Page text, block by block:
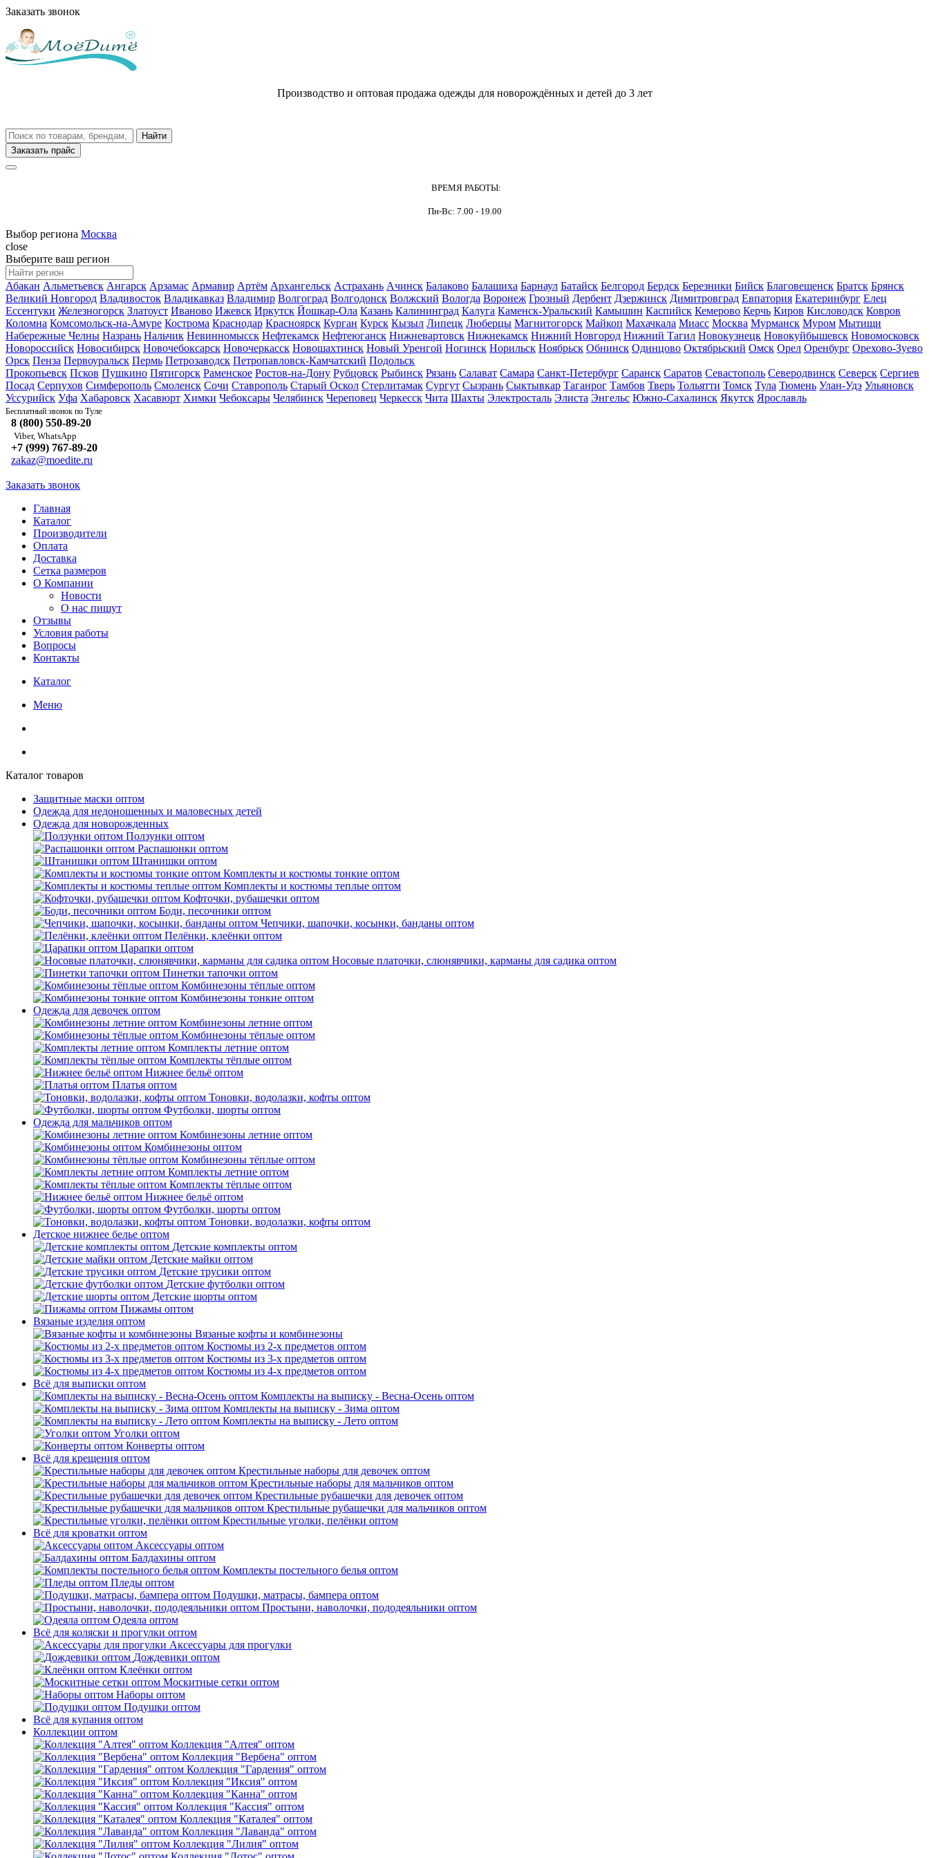
Заказать звонок
Производство и оптовая продажа одежды для новорождённых и детей до 3 лет
Заказать прайс
ВРЕМЯ РАБОТЫ:
Пн-Вс: 7.00 - 19.00
Выбор региона Москва
close
Выберите ваш регион
Абакан Альметьевск Ангарск Арзамас Армавир Артём Архангельск Астрахань Ачинск Балаково Балашиха Барнаул Батайск Белгород Бердск Березники Бийск Благовещенск Братск Брянск
Великий Новгород Владивосток Владикавказ Владимир Волгоград Волгодонск Волжский Вологда Воронеж Грозный Дербент Дзержинск Димитровград Евпатория Екатеринбург Елец
Ессентуки Железногорск Златоуст Иваново Ижевск Иркутск Йошкар-Ола Казань Калининград Калуга Каменск-Уральский Камышин Каспийск Кемерово Керчь Киров Кисловодск Ковров
Коломна Комсомольск-на-Амуре Кострома Краснодар Красноярск Курган Курск Кызыл Липецк Люберцы Магнитогорск Майкоп Махачкала Миасс Москва Мурманск Муром Мытищи
Набережные Челны Назрань Нальчик Невинномысск Нефтекамск Нефтеюганск Нижневартовск Нижнекамск Нижний Новгород Нижний Тагил Новокузнецк Новокуйбышевск Новомосковск
Новороссийск Новосибирск Новочебоксарск Новочеркасск Новошахтинск Новый Уренгой Ногинск Норильск Ноябрьск Обнинск Одинцово Октябрьский Омск Орел Оренбург Орехово-Зуево
Орск Пенза Первоуральск Пермь Петрозаводск Петропавловск-Камчатский Подольск
Прокопьевск Псков Пушкино Пятигорск Раменское Ростов-на-Дону Рубцовск Рыбинск Рязань Салават Самара Санкт-Петербург Саранск Саратов Севастополь Северодвинск Северск Сергиев
Посад Серпухов Симферополь Смоленск Сочи Ставрополь Старый Оскол Стерлитамак Сургут Сызрань Сыктывкар Таганрог Тамбов Тверь Тольятти Томск Тула Тюмень Улан-Удэ Ульяновск
Уссурийск Уфа Хабаровск Хасавюрт Химки Чебоксары Челябинск Череповец Черкесск Чита Шахты Электросталь Элиста Энгельс Южно-Сахалинск Якутск Ярославль
Бесплатный звонок по Туле
8 (800) 550-89-20
Viber, WhatsApp
+7 (999) 767-89-20
zakaz@moedite.ru
Заказать звонок
Главная
Каталог
Производители
Оплата
Доставка
Сетка размеров
О Компании
Новости
О нас пишут
Отзывы
Условия работы
Вопросы
Контакты
Каталог
Меню
Каталог товаров
Защитные маски оптом
Одежда для недоношенных и маловесных детей
Одежда для новорожденных
Ползунки оптом
Распашонки оптом
Штанишки оптом
Комплекты и костюмы тонкие оптом
Комплекты и костюмы теплые оптом
Кофточки, рубашечки оптом
Боди, песочники оптом
Чепчики, шапочки, косынки, банданы оптом
Пелёнки, клеёнки оптом
Царапки оптом
Носовые платочки, слюнявчики, карманы для садика оптом
Пинетки тапочки оптом
Комбинезоны тёплые оптом
Комбинезоны тонкие оптом
Одежда для девочек оптом
Комбинезоны летние оптом
Комбинезоны тёплые оптом
Комплекты летние оптом
Комплекты тёплые оптом
Нижнее бельё оптом
Платья оптом
Тоновки, водолазки, кофты оптом
Футболки, шорты оптом
Одежда для мальчиков оптом
Комбинезоны летние оптом
Комбинезоны оптом
Комбинезоны тёплые оптом
Комплекты летние оптом
Комплекты тёплые оптом
Нижнее бельё оптом
Футболки, шорты оптом
Тоновки, водолазки, кофты оптом
Детское нижнее белье оптом
Детские комплекты оптом
Детские майки оптом
Детские трусики оптом
Детские футболки оптом
Детские шорты оптом
Пижамы оптом
Вязаные изделия оптом
Вязаные кофты и комбинезоны
Костюмы из 2-х предметов оптом
Костюмы из 3-х предметов оптом
Костюмы из 4-х предметов оптом
Всё для выписки оптом
Комплекты на выписку - Весна-Осень оптом
Комплекты на выписку - Зима оптом
Комплекты на выписку - Лето оптом
Уголки оптом
Конверты оптом
Всё для крещения оптом
Крестильные наборы для девочек оптом
Крестильные наборы для мальчиков оптом
Крестильные рубашечки для девочек оптом
Крестильные рубашечки для мальчиков оптом
Крестильные уголки, пелёнки оптом
Всё для кроватки оптом
Аксессуары оптом
Балдахины оптом
Комплекты постельного белья оптом
Пледы оптом
Подушки, матрасы, бампера оптом
Простыни, наволочки, пододеяльники оптом
Одеяла оптом
Всё для коляски и прогулки оптом
Аксессуары для прогулки
Дождевики оптом
Клеёнки оптом
Москитные сетки оптом
Наборы оптом
Подушки оптом
Всё для купания оптом
Коллекции оптом
Коллекция "Алтея" оптом
Коллекция "Вербена" оптом
Коллекция "Гардения" оптом
Коллекция "Иксия" оптом
Коллекция "Канна" оптом
Коллекция "Кассия" оптом
Коллекция "Каталея" оптом
Коллекция "Лаванда" оптом
Коллекция "Лилия" оптом